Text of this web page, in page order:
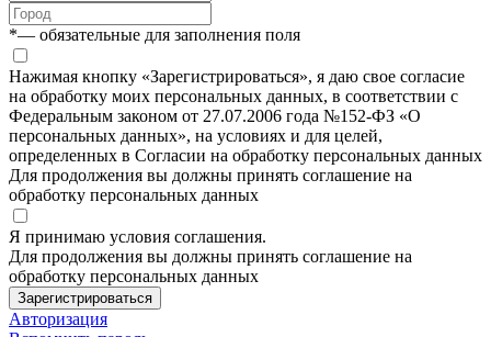
*— обязательные для заполнения поля
Нажимая кнопку «Зарегистрироваться», я даю свое согласие
на обработку моих персональных данных, в соответствии с
Федеральным законом от 27.07.2006 года №152-ФЗ «О
персональных данных», на условиях и для целей,
определенных в Согласии на обработку персональных данных
Для продолжения вы должны принять соглашение на
обработку персональных данных
Я принимаю условия соглашения.
Для продолжения вы должны принять соглашение на
обработку персональных данных
Зарегистрироваться
Авторизация